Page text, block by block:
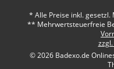
* Alle Preise inkl.
** Mehrwertsteuerfreie
© 2026 Badexo.de